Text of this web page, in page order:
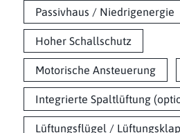
Passivhaus / Niedrigenergie
Hoher Schallschutz
Motorische Ansteuerung
Integrierte Spaltlüftung
Lüftungsflügel /